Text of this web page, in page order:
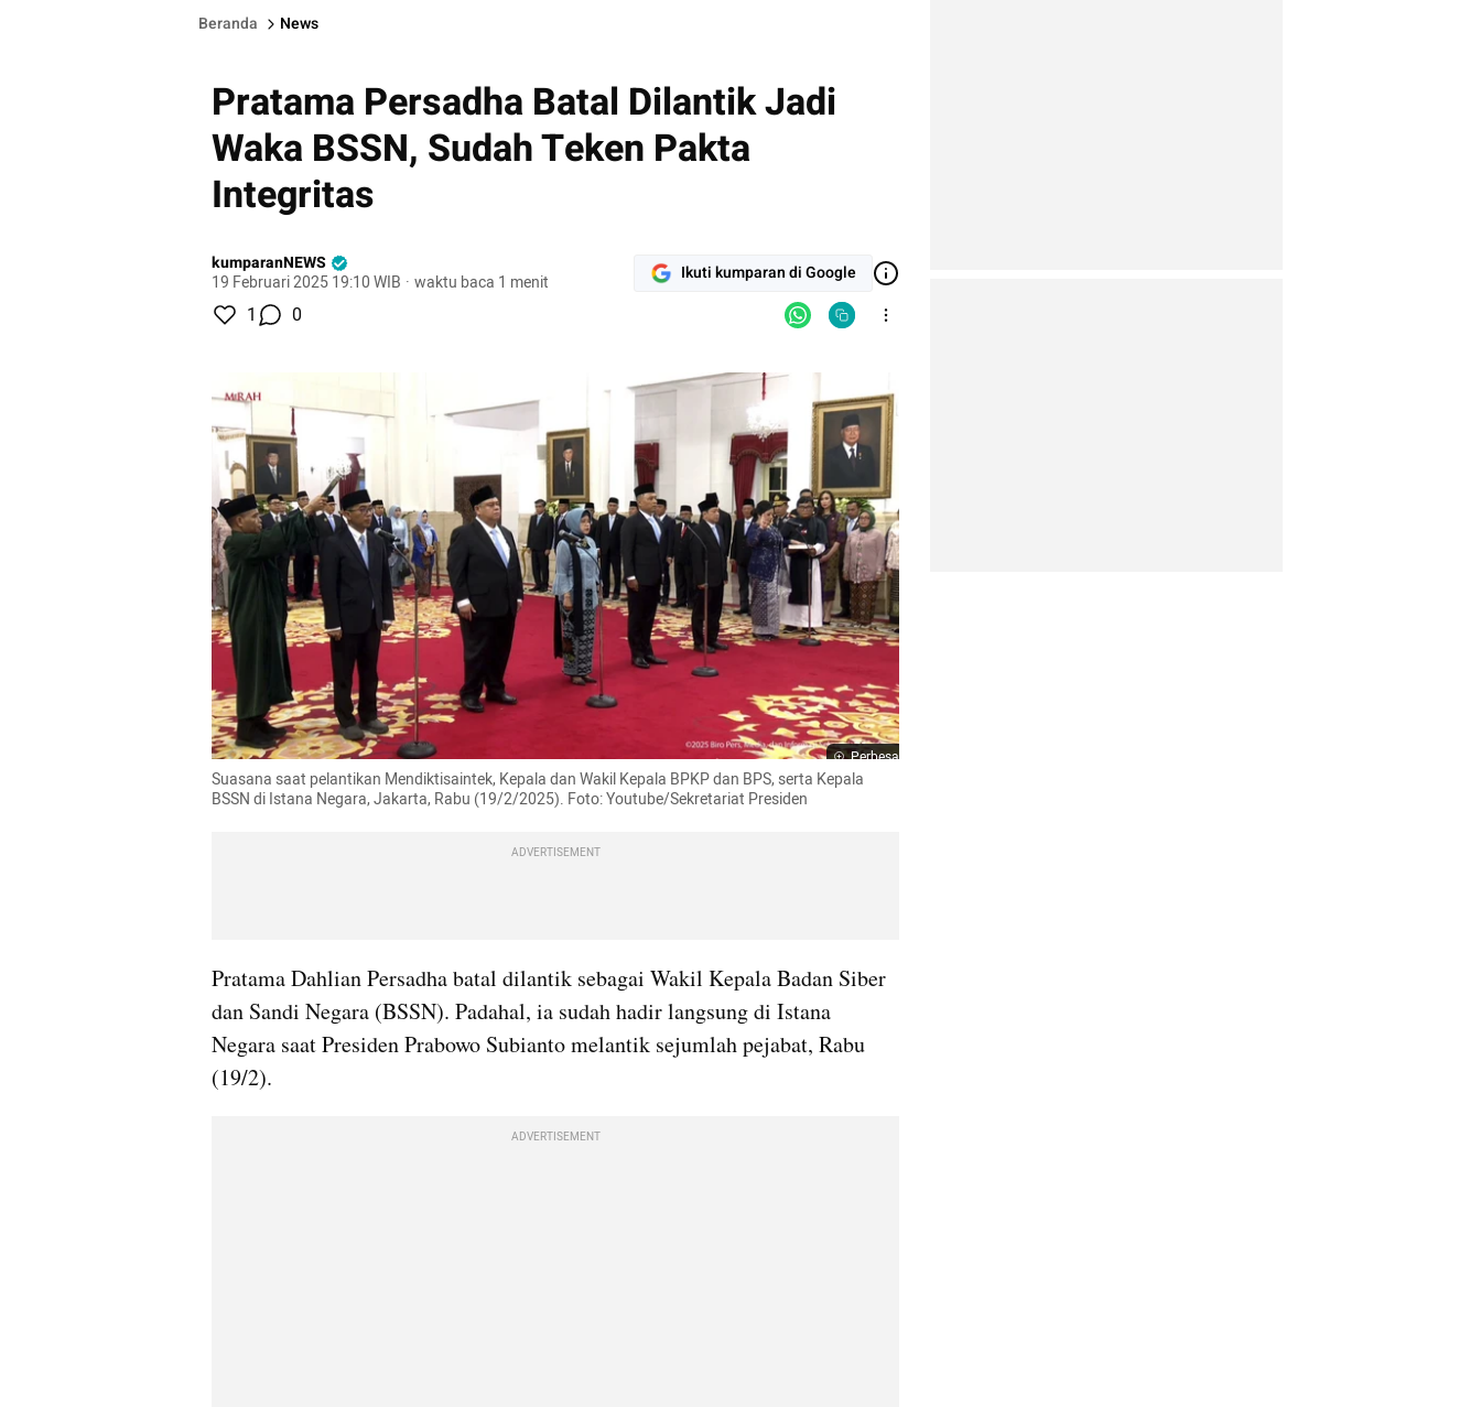
Beranda News
Pratama Persadha Batal Dilantik Jadi
Waka BSSN, Sudah Teken Pakta
Integritas
kumparanNEWS
19 Februari 2025 19:10 WIB · waktu baca 1 menit Ikuti kumparan di Google
1 0
Perbesar
Suasana saat pelantikan Mendiktisaintek, Kepala dan Wakil Kepala BPKP dan BPS, serta Kepala
BSSN di Istana Negara, Jakarta, Rabu (19/2/2025). Foto: Youtube/Sekretariat Presiden
ADVERTISEMENT
Pratama Dahlian Persadha batal dilantik sebagai Wakil Kepala Badan Siber
dan Sandi Negara (BSSN). Padahal, ia sudah hadir langsung di Istana
Negara saat Presiden Prabowo Subianto melantik sejumlah pejabat, Rabu
(19/2).
ADVERTISEMENT